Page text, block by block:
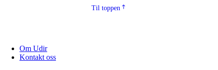
Til toppen
Om Udir
Kontakt oss